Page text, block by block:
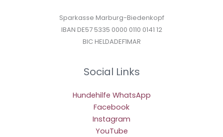
Sparkasse Marburg-Biedenkopf
IBAN DE57 5335 0000 0110 0141 12
BIC HELDADEF1MAR
Social Links
Hundehilfe WhatsApp
Facebook
Instagram
YouTube